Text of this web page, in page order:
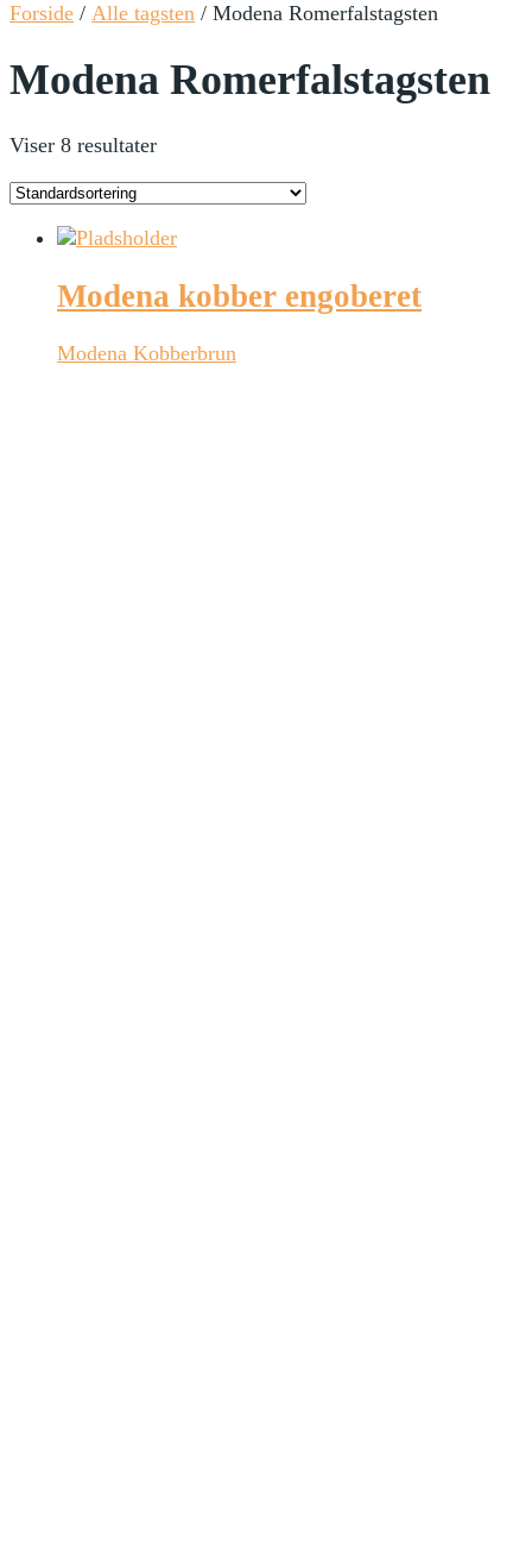
Forside / Alle tagsten / Modena Romerfalstagsten
Modena Romerfalstagsten
Viser 8 resultater
Modena kobber engoberet
Modena Kobberbrun